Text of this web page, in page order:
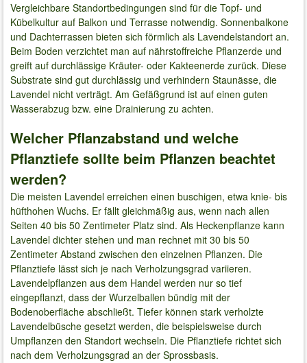
Vergleichbare Standortbedingungen sind für die Topf- und
Kübelkultur auf Balkon und Terrasse notwendig. Sonnenbalkone
und Dachterrassen bieten sich förmlich als Lavendelstandort an.
Beim Boden verzichtet man auf nährstoffreiche Pflanzerde und
greift auf durchlässige Kräuter- oder Kakteenerde zurück. Diese
Substrate sind gut durchlässig und verhindern Staunässe, die
Lavendel nicht verträgt. Am Gefäßgrund ist auf einen guten
Wasserabzug bzw. eine Drainierung zu achten.
Welcher Pflanzabstand und welche
Pflanztiefe sollte beim Pflanzen beachtet
werden?
Die meisten Lavendel erreichen einen buschigen, etwa knie- bis
hüfthohen Wuchs. Er fällt gleichmäßig aus, wenn nach allen
Seiten 40 bis 50 Zentimeter Platz sind. Als Heckenpflanze kann
Lavendel dichter stehen und man rechnet mit 30 bis 50
Zentimeter Abstand zwischen den einzelnen Pflanzen. Die
Pflanztiefe lässt sich je nach Verholzungsgrad variieren.
Lavendelpflanzen aus dem Handel werden nur so tief
eingepflanzt, dass der Wurzelballen bündig mit der
Bodenoberfläche abschließt. Tiefer können stark verholzte
Lavendelbüsche gesetzt werden, die beispielsweise durch
Umpflanzen den Standort wechseln. Die Pflanztiefe richtet sich
nach dem Verholzungsgrad an der Sprossbasis.